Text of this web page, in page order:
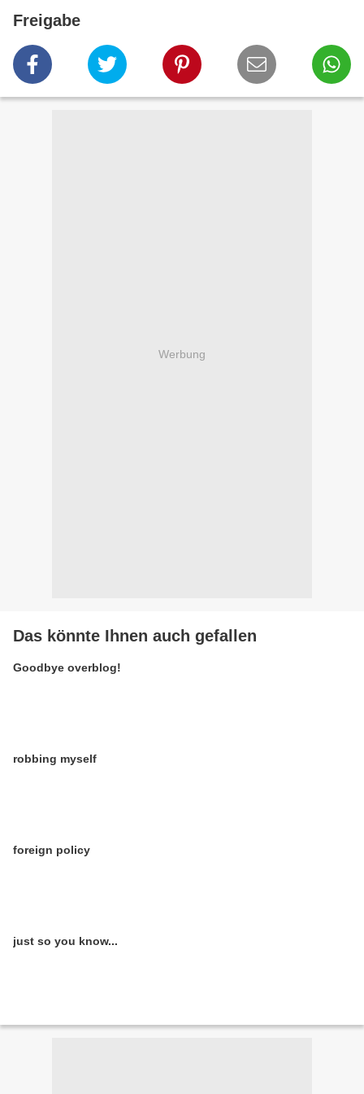
Freigabe
Werbung
Das könnte Ihnen auch gefallen
Goodbye overblog!
robbing myself
foreign policy
just so you know...